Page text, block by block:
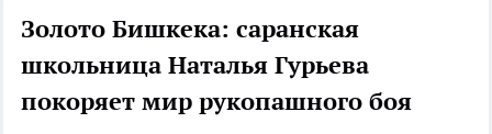
Золото Бишкека: саранская
школьница Наталья Гурьева
покоряет мир рукопашного боя